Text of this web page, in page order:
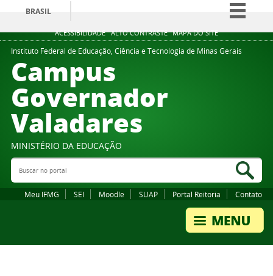
ACESSIBILIDADE ALTO CONTRASTE MAPA DO SITE
BRASIL
Simplifique!
Comunica BR
Instituto Federal de Educação, Ciência e Tecnologia de Minas Gerais
Campus
Governador
Valadares
MINISTÉRIO DA EDUCAÇÃO
Buscar no portal
Meu IFMG SEI Moodle SUAP Portal Reitoria Contato